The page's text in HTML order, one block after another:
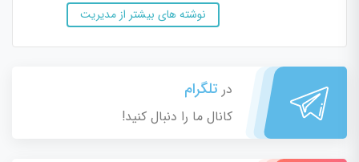
نوشته های بیشتر از مدیریت
در تلگرام
کانال ما را دنبال کنید!